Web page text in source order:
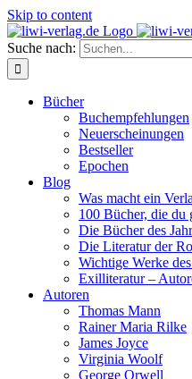
Skip to content
Suche nach:
Bücher
Buchempfehlungen
Neuerscheinungen
Bestseller
Epochen
Blog
Was macht ein
100 Bücher, die du
Die Bücher des
Die Literatur der
Wichtige Werke
Exilliteratur –
Autoren
Thomas Mann
Rainer Maria Rilke
James Joyce
Virginia Woolf
George Orwell